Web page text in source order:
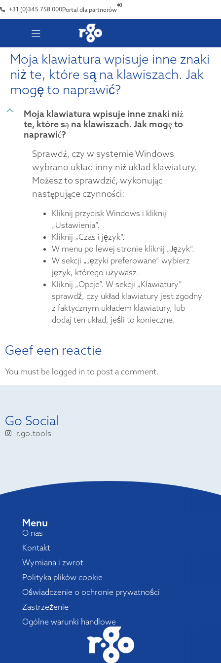
+31 (0)345 758 000Portal dla partnerów
Moja klawiatura wpisuje inne znaki
niż te, które są na klawiszach. Jak
mogę to naprawić?
B
Moja klawiatura wpisuje inne znaki niż
te, które są na klawiszach. Jak mogę to
naprawić?
Sprawdź, czy w systemie Windows
wybrano układ inny niż układ klawiatury.
Możesz to sprawdzić, wykonując
następujące czynności:
Kliknij przycisk Windows i kliknij
„Ustawienia”.
Kliknij „Czas i język”.
W menu po lewej stronie kliknij „Język”.
W sekcji „Języki preferowane” wybierz
język, którego używasz.
Kliknij „Opcje”. W sekcji „Klawiatury”
sprawdź, czy układ klawiatury jest zgodny
z faktycznym układem klawiatury, lub
dodaj ten układ, jeśli to konieczne.
Geef een reactie
You must be logged in to post a comment.
Go Social
r.go.tools
Menu
O nas
Kontakt
Wymiana i zwrot
Polityka plików cookie
Oświadczenie o ochronie prywatności
Zastrzeżenie
Ogólne warunki handlowe